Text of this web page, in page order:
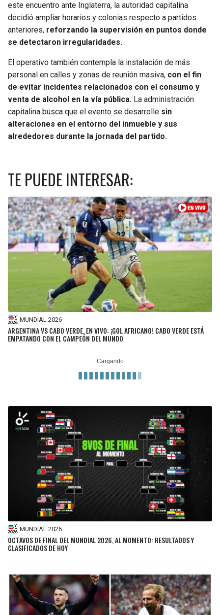
este encuentro ante Inglaterra, la autoridad capitalina
decidió ampliar horarios y colonias respecto a partidos
anteriores, reforzando la supervisión en puntos donde
se detectaron irregularidades.
El operativo también contempla la instalación de más
personal en calles y zonas de reunión masiva, con el fin
de evitar incidentes relacionados con el consumo y
venta de alcohol en la vía pública. La administración
capitalina busca que el evento se desarrolle sin
alteraciones en el entorno del inmueble y sus
alrededores durante la jornada del partido.
TE PUEDE INTERESAR:
MUNDIAL 2026
ARGENTINA VS CABO VERDE, EN VIVO: ¡GOL AFRICANO! CABO VERDE ESTÁ
EMPATANDO CON EL CAMPEÓN DEL MUNDO
MUNDIAL 2026
OCTAVOS DE FINAL DEL MUNDIAL 2026, AL MOMENTO: RESULTADOS Y
CLASIFICADOS DE HOY